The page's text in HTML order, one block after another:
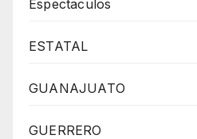
Espectaculos
ESTATAL
GUANAJUATO
GUERRERO